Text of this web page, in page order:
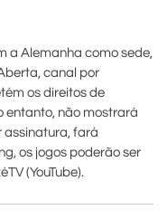
a Alemanha como sede,
canal por
os direitos de
entanto, não mostrará
assinatura, fará
os jogos poderão ser
(YouTube).